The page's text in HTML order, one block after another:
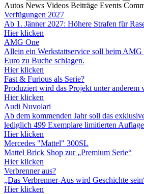
Autos News Videos Beiträge Events
Verfügungen 2027
Ab 1. Jänner 2027: Höhere Strafen für
Hier klicken
AMG One
Allein ein Werkstattservice soll beim
Euro zu Buche schlagen.
Hier klicken
Fast & Furious als Serie?
Produziert wird das Projekt unter anderem
Hier klicken
Audi Nuvolari
Ab dem kommenden Jahr soll das
lediglich 499 Exemplare limitierten
Hier klicken
Mercedes "Mattel" 300SL
Mattel Brick Shop zur „Premium Serie“
Hier klicken
Verbrenner aus?
„Das Verbrenner-Aus wird Geschichte
Hier klicken